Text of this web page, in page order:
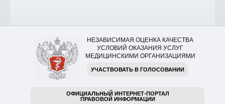
НЕЗАВИСИМАЯ ОЦЕНКА КАЧЕСТВА
УСЛОВИЙ ОКАЗАНИЯ УСЛУГ
МЕДИЦИНСКИМИ ОРГАНИЗАЦИЯМИ
УЧАСТВОВАТЬ В ГОЛОСОВАНИИ
ОФИЦИАЛЬНЫЙ ИНТЕРНЕТ-ПОРТАЛ
ПРАВОВОЙ ИНФОРМАЦИИ